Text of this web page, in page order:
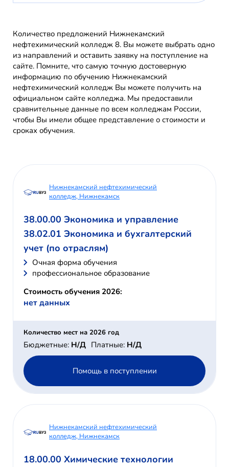
Количество предложений Нижнекамский
нефтехимический колледж 8. Вы можете выбрать одно
из направлений и оставить заявку на поступление на
сайте. Помните, что самую точную достоверную
информацию по обучению Нижнекамский
нефтехимический колледж Вы можете получить на
официальном сайте колледжа. Мы предоставили
сравнительные данные по всем колледжам России,
чтобы Вы имели общее представление о стоимости и
сроках обучения.
Нижнекамский нефтехимический
колледж, Нижнекамск
38.00.00 Экономика и управление
38.02.01 Экономика и бухгалтерский
учет (по отраслям)
Очная форма обучения
профессиональное образование
Стоимость обучения 2026:
нет данных
Количество мест на 2026 год
Бюджетные: Н/Д Платные: Н/Д
Помощь в поступлении
Нижнекамский нефтехимический
колледж, Нижнекамск
18.00.00 Химические технологии